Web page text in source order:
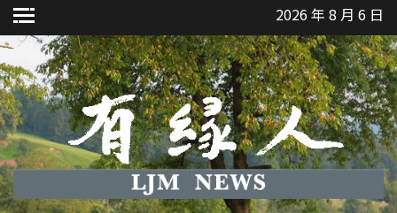
Skip
to
content
2026 年 8 月 6 日